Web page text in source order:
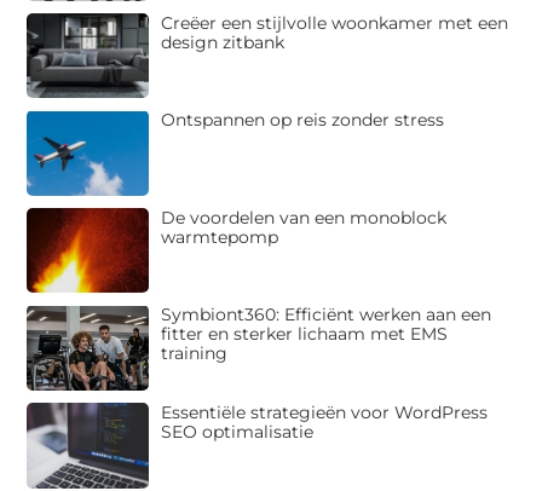
Creëer een stijlvolle woonkamer met een
design zitbank
Ontspannen op reis zonder stress
De voordelen van een monoblock
warmtepomp
Symbiont360: Efficiënt werken aan een
fitter en sterker lichaam met EMS
training
Essentiële strategieën voor WordPress
SEO optimalisatie